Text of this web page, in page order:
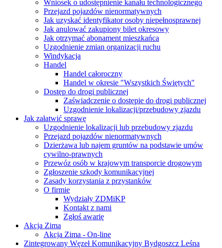
Wniosek o udostępnienie kanału technologicznego
Przejazd pojazdów nienormatywnych
Jak uzyskać identyfikator osoby niepełnosprawnej
Jak anulować zakupiony bilet okresowy
Jak otrzymać abonament mieszkańca
Uzgodnienie zmian organizacji ruchu
Windykacja
Handel
Handel całoroczny
Handel w okresie "Wszystkich Świętych"
Dostęp do drogi publicznej
Zaświadczenie o dostępie do drogi publicznej
Uzgodnienie lokalizacji/przebudowy zjazdu
Jak załatwić sprawę
Uzgodnienie lokalizacji lub przebudowy zjazdu
Przejazd pojazdów nienormatywnych
Dzierżawa lub najem gruntów na podstawie umów
cywilno-prawnych
Przewóz osób w krajowym transporcie drogowym
Zgłoszenie szkody komunikacyjnej
Zasady korzystania z przystanków
O firmie
Wydziały ZDMiKP
Kontakt z nami
Zgłoś awarię
Akcja Zima
Akcja Zima - On-line
Zintegrowany Węzeł Komunikacyjny Bydgoszcz Leśna